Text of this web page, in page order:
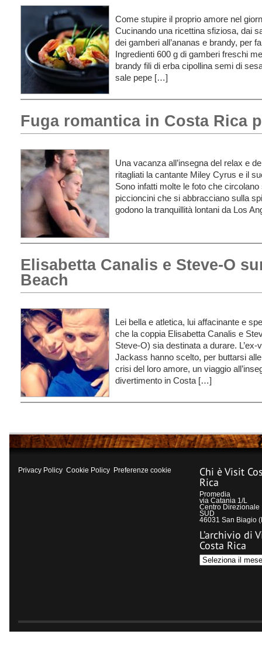
Come stupire il proprio amore nel
Cucinando una ricettina sfiziosa, dai
dei gamberi all’ananas e brandy, per
Ingredienti 600 g di gamberi freschi
brandy fili di erba cipollina semi di
sale pepe […]
Fuga romantica in Costa Rica
Una vacanza all’insegna del relax e
ritagliati la cantante Miley Cyrus e il
Sono infatti molte le foto che
piccioncini che si abbracciano sulla
godono la tranquillità lontani da Los
Elisabetta Canalis e Steve-O
Beach
Lei bella e atletica, lui affacinante e
che la coppia Elisabetta Canalis e
Steve-O) sia destinata a durare.
Jackass hanno scelto, per buttarsi
crisi del loro amore, un viaggio
divertimento in Costa […]
Privacy Policy Cookie Policy Preferenze cookie Chi è Visit
Rica
Promedia
via Catania 1/L
Centro Direzionale
SUD
46031 San Biagio
L’archivio di
Costa Rica
L’archivio
di